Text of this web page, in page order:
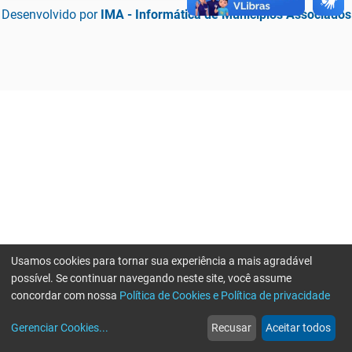
Desenvolvido por IMA - Informática de Municípios Associados
web
Notícias
more_horiz
Mais
Usamos cookies para tornar sua experiência a mais agradável
possível. Se continuar navegando neste site, você assume
concordar com nossa Política de Cookies e Política de privacidade
Gerenciar Cookies... Recusar Aceitar todos
Erro ao enviar informações, por favor tente novamente